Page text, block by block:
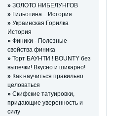
» ЗОЛОТО НИБЕЛУНГОВ
» Гильотина .. История
» Украинская Горилка
История
» Финики - Полезные
свойства финика
» Торт БАУНТИ ! BOUNTY без
выпечки! Вкусно и шикарно!
» Как научиться правильно
целоваться
» Скифские татуировки,
придающие уверенность и
силу